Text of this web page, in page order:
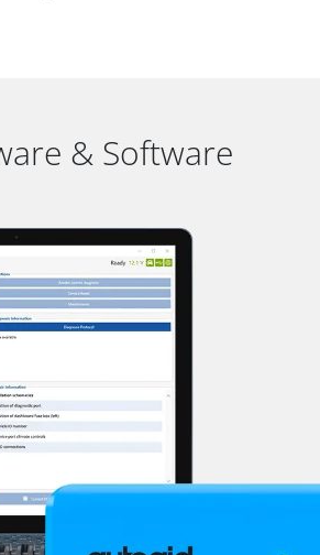
& Software